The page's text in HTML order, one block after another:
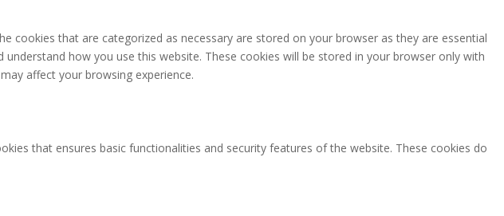
cookies that are categorized as necessary are stored on your browser as they are essential
how you use this website. These cookies will be stored in your browser only with
affect your browsing experience.
that ensures basic functionalities and security features of the website. These cookies do